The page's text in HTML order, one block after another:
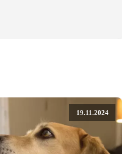
19.11.2024